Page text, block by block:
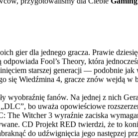
gier dla jednego gracza. Prawie
odpowiada Fool’s Theory, która
starszej generacji — podobnie
się Wiedźmina 4, gracze znów wejdą w
wyobraźnię fanów. Na jednej z nich
bo uważa opowieściowe
Witcher 3 wyraźnie zaciska
CD Projekt RED twierdzi, że to
do udźwignięcia jego następzej